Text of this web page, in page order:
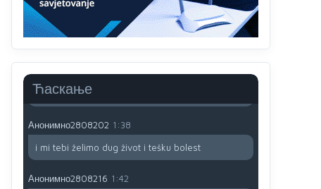
Ћаскање
proizvodu iz Srbije stoji -uvoznik za Kosovo
Анонимно2806721 12:45
Sve i da se nekim čudom vojska Srbije "vrati" na
koga da brani? A imamo vojsku Kosova kojoj
želimo svako dobro i da se što bolje opreme
Анонимно2808202 1:38
i mi tebi želimo dug život i tešku bolest
Анонимно2808216 1:42